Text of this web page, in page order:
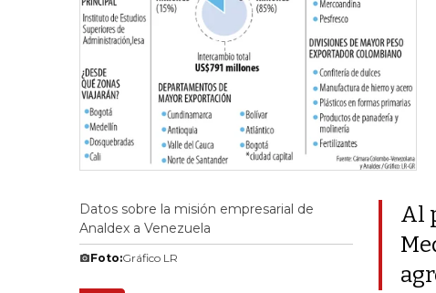
Datos sobre la misión empresarial de
Analdex a Venezuela
Foto:Gráfico LR
Al